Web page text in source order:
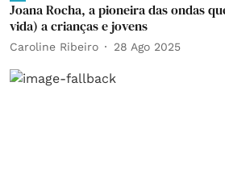
Joana Rocha, a pioneira das ondas
vida) a crianças e jovens
Caroline Ribeiro 28 Ago 2025